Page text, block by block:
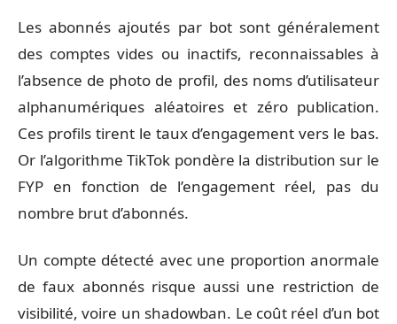
Les abonnés ajoutés par bot sont généralement
des comptes vides ou inactifs, reconnaissables à
l’absence de photo de profil, des noms d’utilisateur
alphanumériques aléatoires et zéro publication.
Ces profils tirent le taux d’engagement vers le bas.
Or l’algorithme TikTok pondère la distribution sur le
FYP en fonction de l’engagement réel, pas du
nombre brut d’abonnés.
Un compte détecté avec une proportion anormale
de faux abonnés risque aussi une restriction de
visibilité, voire un shadowban. Le coût réel d’un bot